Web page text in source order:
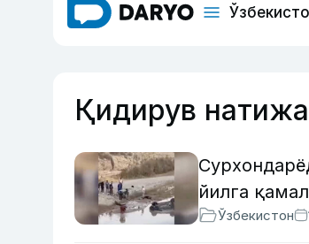
Қидирув
йилга
Ўзбекистон